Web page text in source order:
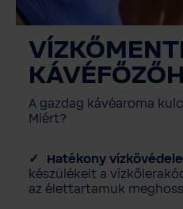
A gazdag kávéaroma
Miért?
Hatékony
készülékeit a
az élettartamuk